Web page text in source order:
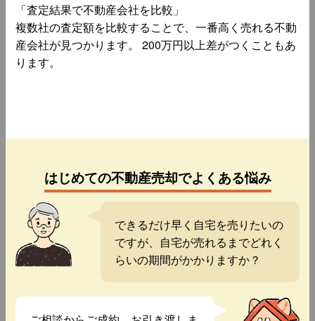
「査定結果で不動産会社を比較」
複数社の査定額を比較することで、一番高く売れる不動
産会社が見つかります。 200万円以上差がつくこともあ
ります。
はじめての不動産売却でよくある悩み
できるだけ早く自宅を売りたいの
ですが、自宅が売れるまでどれく
らいの期間がかかりますか？